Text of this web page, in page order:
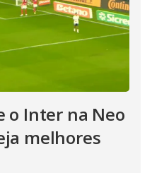
o Inter na Neo
melhores